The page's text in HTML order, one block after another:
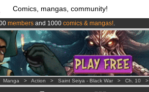
Comics, mangas, community!
members and 1000 comics & mangas!.
is now LIVE!.
from3.95 euros per month !Get membership
Manga > Action > Saint Seiya - Black War > Ch. 10